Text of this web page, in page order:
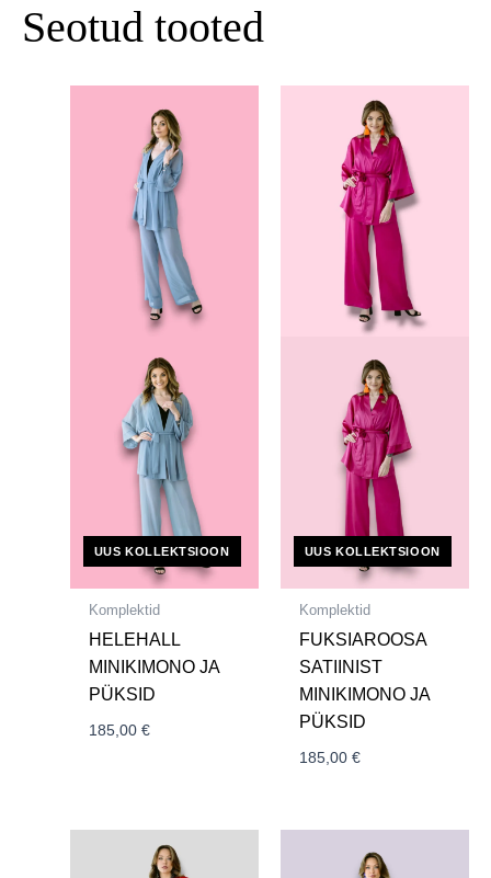
Seotud tooted
UUS KOLLEKTSIOON
Komplektid
HELEHALL
MINIKIMONO JA
PÜKSID
185,00€
UUS KOLLEKTSIOON
Komplektid
FUKSIAROOSA
SATIINIST
MINIKIMONO JA
PÜKSID
185,00€